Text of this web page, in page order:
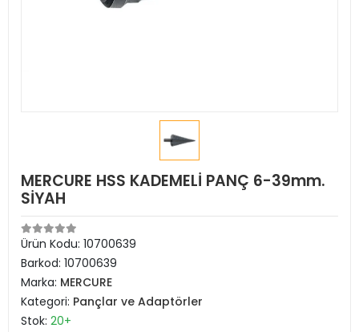
MERCURE HSS KADEMELİ PANÇ 6-39mm.
SİYAH
Ürün Kodu: 10700639
Barkod: 10700639
Marka: MERCURE
Kategori: Pançlar ve Adaptörler
Stok: 20+